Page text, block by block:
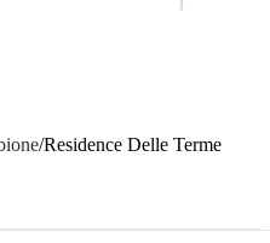
/Residence Delle Terme